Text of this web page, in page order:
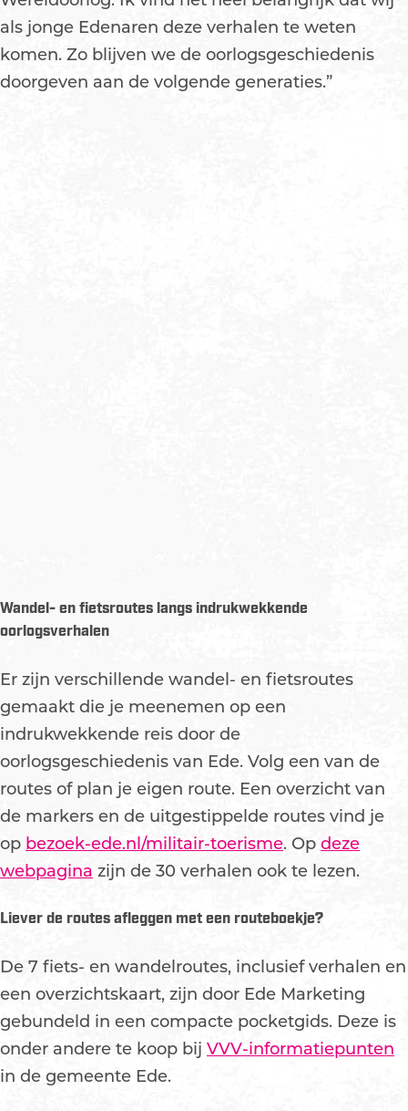
als jonge Edenaren deze verhalen te weten
komen. Zo blijven we de oorlogsgeschiedenis
doorgeven aan de volgende generaties.”
Wandel- en fietsroutes langs indrukwekkende
oorlogsverhalen
Er zijn verschillende wandel- en fietsroutes
gemaakt die je meenemen op een
indrukwekkende reis door de
oorlogsgeschiedenis van Ede. Volg een van de
routes of plan je eigen route. Een overzicht van
de markers en de uitgestippelde routes vind je
op bezoek-ede.nl/militair-toerisme. Op deze
webpagina zijn de 30 verhalen ook te lezen.
Liever de routes afleggen met een routeboekje?
De 7 fiets- en wandelroutes, inclusief verhalen en
een overzichtskaart, zijn door Ede Marketing
gebundeld in een compacte pocketgids. Deze is
onder andere te koop bij VVV-informatiepunten
in de gemeente Ede.